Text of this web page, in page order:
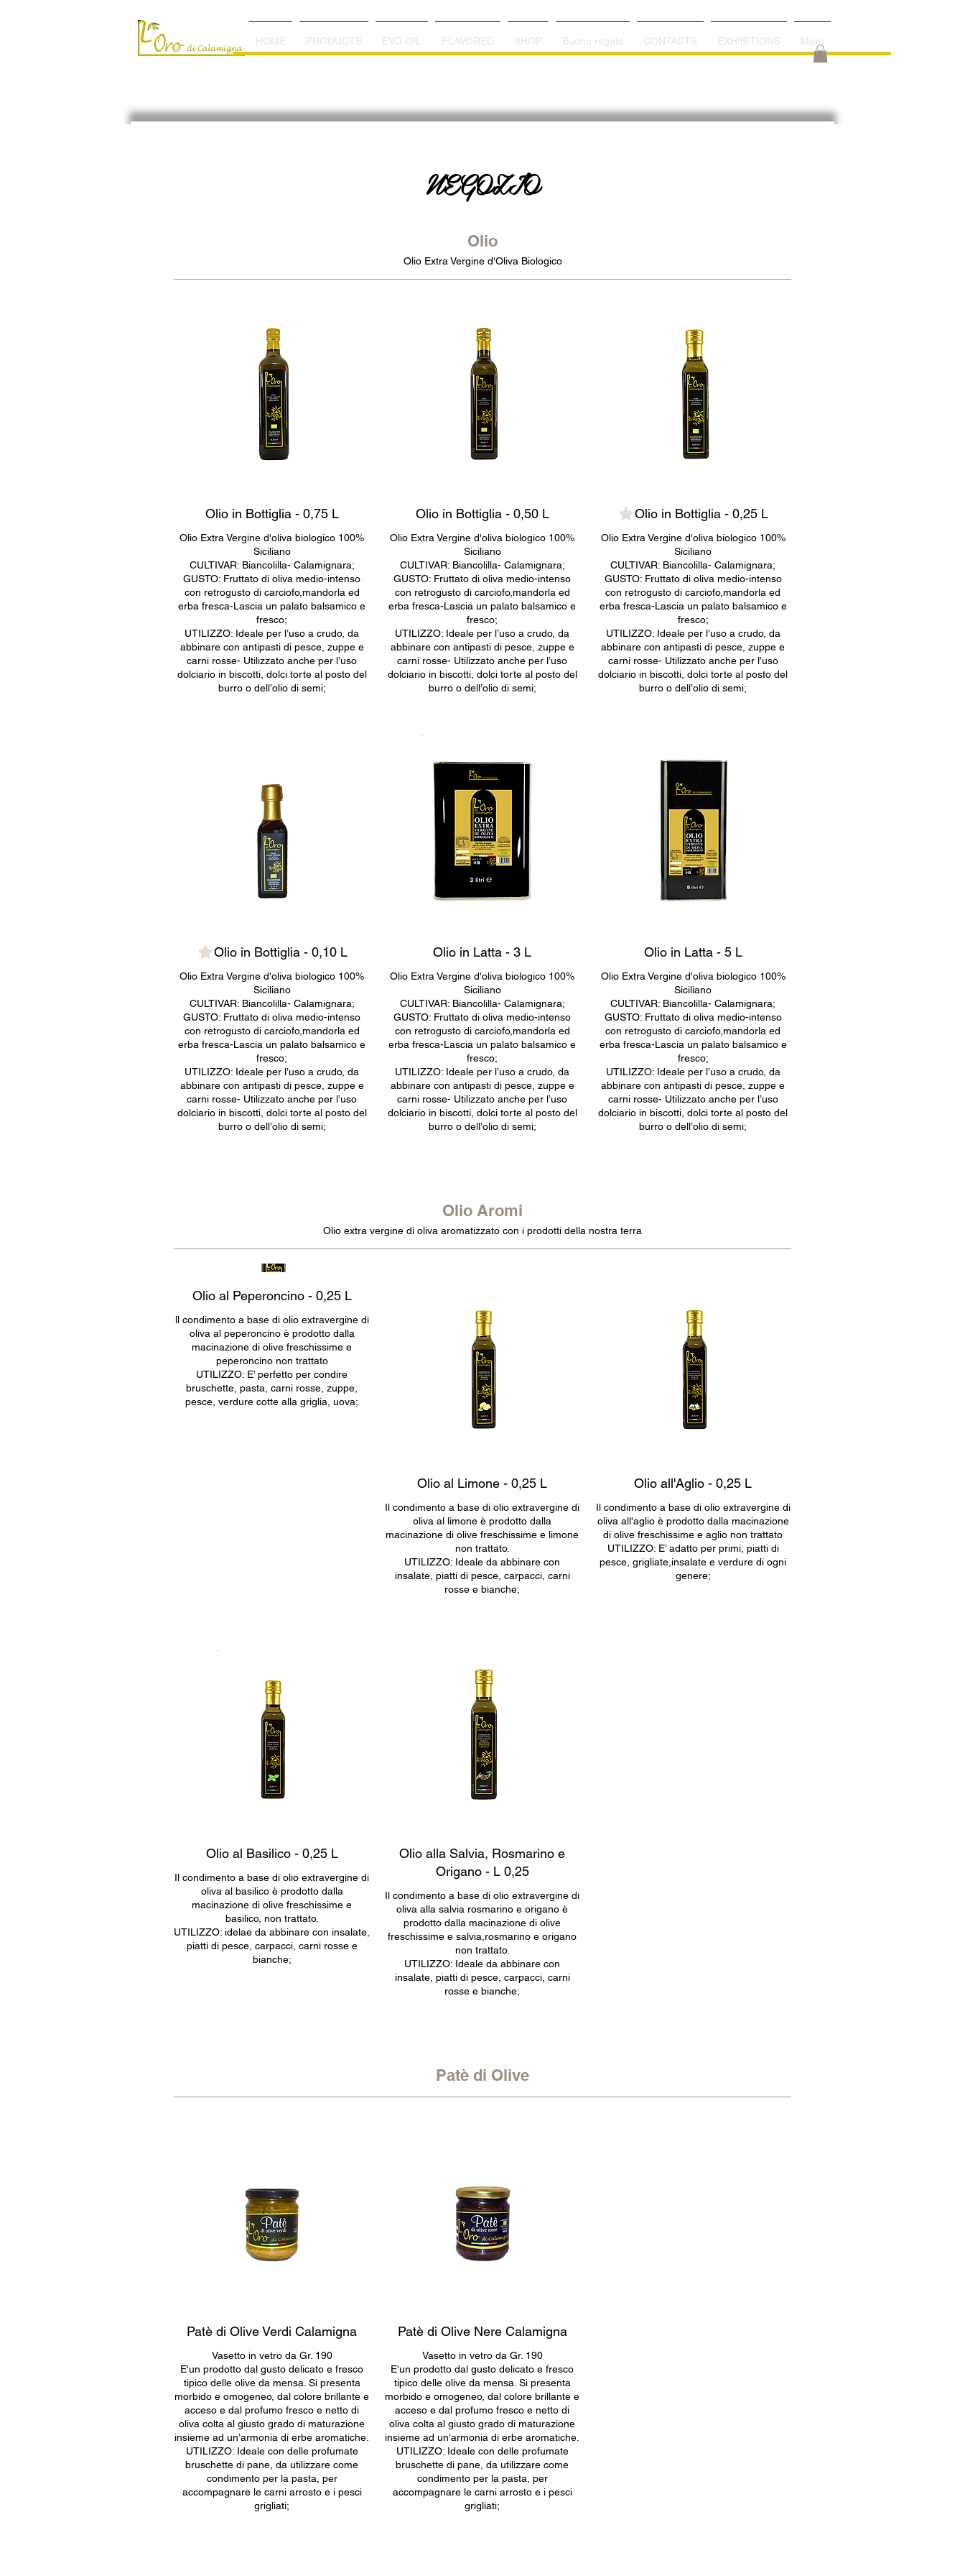
HOME PRODUCTS EVO OIL FLAVORED SHOP Buono regalo CONTACTS EXHIBITIONS More
NEGOZIO
Olio
Olio Extra Vergine d'Oliva Biologico
Olio in Bottiglia - 0,75 L
Olio Extra Vergine d'oliva biologico 100%
Siciliano
CULTIVAR: Biancolilla- Calamignara;
GUSTO: Fruttato di oliva medio-intenso
con retrogusto di carciofo,mandorla ed
erba fresca-Lascia un palato balsamico e
fresco;
UTILIZZO: Ideale per l’uso a crudo, da
abbinare con antipasti di pesce, zuppe e
carni rosse- Utilizzato anche per l’uso
dolciario in biscotti, dolci torte al posto del
burro o dell’olio di semi;
Olio in Bottiglia - 0,50 L
Olio Extra Vergine d'oliva biologico 100%
Siciliano
CULTIVAR: Biancolilla- Calamignara;
GUSTO: Fruttato di oliva medio-intenso
con retrogusto di carciofo,mandorla ed
erba fresca-Lascia un palato balsamico e
fresco;
UTILIZZO: Ideale per l’uso a crudo, da
abbinare con antipasti di pesce, zuppe e
carni rosse- Utilizzato anche per l’uso
dolciario in biscotti, dolci torte al posto del
burro o dell’olio di semi;
Olio in Bottiglia - 0,25 L
Olio Extra Vergine d'oliva biologico 100%
Siciliano
CULTIVAR: Biancolilla- Calamignara;
GUSTO: Fruttato di oliva medio-intenso
con retrogusto di carciofo,mandorla ed
erba fresca-Lascia un palato balsamico e
fresco;
UTILIZZO: Ideale per l’uso a crudo, da
abbinare con antipasti di pesce, zuppe e
carni rosse- Utilizzato anche per l’uso
dolciario in biscotti, dolci torte al posto del
burro o dell’olio di semi;
Olio in Bottiglia - 0,10 L
Olio Extra Vergine d'oliva biologico 100%
Siciliano
CULTIVAR: Biancolilla- Calamignara;
GUSTO: Fruttato di oliva medio-intenso
con retrogusto di carciofo,mandorla ed
erba fresca-Lascia un palato balsamico e
fresco;
UTILIZZO: Ideale per l’uso a crudo, da
abbinare con antipasti di pesce, zuppe e
carni rosse- Utilizzato anche per l’uso
dolciario in biscotti, dolci torte al posto del
burro o dell’olio di semi;
Olio in Latta - 3 L
Olio Extra Vergine d'oliva biologico 100%
Siciliano
CULTIVAR: Biancolilla- Calamignara;
GUSTO: Fruttato di oliva medio-intenso
con retrogusto di carciofo,mandorla ed
erba fresca-Lascia un palato balsamico e
fresco;
UTILIZZO: Ideale per l’uso a crudo, da
abbinare con antipasti di pesce, zuppe e
carni rosse- Utilizzato anche per l’uso
dolciario in biscotti, dolci torte al posto del
burro o dell’olio di semi;
Olio in Latta - 5 L
Olio Extra Vergine d'oliva biologico 100%
Siciliano
CULTIVAR: Biancolilla- Calamignara;
GUSTO: Fruttato di oliva medio-intenso
con retrogusto di carciofo,mandorla ed
erba fresca-Lascia un palato balsamico e
fresco;
UTILIZZO: Ideale per l’uso a crudo, da
abbinare con antipasti di pesce, zuppe e
carni rosse- Utilizzato anche per l’uso
dolciario in biscotti, dolci torte al posto del
burro o dell’olio di semi;
Olio Aromi
Olio extra vergine di oliva aromatizzato con i prodotti della nostra terra
Olio al Peperoncino - 0,25 L
ll condimento a base di olio extravergine di
oliva al peperoncino è prodotto dalla
macinazione di olive freschissime e
peperoncino non trattato
UTILIZZO: E’ perfetto per condire
bruschette, pasta, carni rosse, zuppe,
pesce, verdure cotte alla griglia, uova;
Olio al Limone - 0,25 L
Il condimento a base di olio extravergine di
oliva al limone è prodotto dalla
macinazione di olive freschissime e limone
non trattato.
UTILIZZO: Ideale da abbinare con
insalate, piatti di pesce, carpacci, carni
rosse e bianche;
Olio all'Aglio - 0,25 L
Il condimento a base di olio extravergine di
oliva all'aglio è prodotto dalla macinazione
di olive freschissime e aglio non trattato
UTILIZZO: E’ adatto per primi, piatti di
pesce, grigliate,insalate e verdure di ogni
genere;
Olio al Basilico - 0,25 L
Il condimento a base di olio extravergine di
oliva al basilico è prodotto dalla
macinazione di olive freschissime e
basilico, non trattato.
UTILIZZO: idelae da abbinare con insalate,
piatti di pesce, carpacci, carni rosse e
bianche;
Olio alla Salvia, Rosmarino e
Origano - L 0,25
Il condimento a base di olio extravergine di
oliva alla salvia rosmarino e origano è
prodotto dalla macinazione di olive
freschissime e salvia,rosmarino e origano
non trattato.
UTILIZZO: Ideale da abbinare con
insalate, piatti di pesce, carpacci, carni
rosse e bianche;
Patè di Olive
Patè di Olive Verdi Calamigna
Vasetto in vetro da Gr. 190
E'un prodotto dal gusto delicato e fresco
tipico delle olive da mensa. Si presenta
morbido e omogeneo, dal colore brillante e
acceso e dal profumo fresco e netto di
oliva colta al giusto grado di maturazione
insieme ad un’armonia di erbe aromatiche.
UTILIZZO: Ideale con delle profumate
bruschette di pane, da utilizzare come
condimento per la pasta, per
accompagnare le carni arrosto e i pesci
grigliati;
Patè di Olive Nere Calamigna
Vasetto in vetro da Gr. 190
E'un prodotto dal gusto delicato e fresco
tipico delle olive da mensa. Si presenta
morbido e omogeneo, dal colore brillante e
acceso e dal profumo fresco e netto di
oliva colta al giusto grado di maturazione
insieme ad un’armonia di erbe aromatiche.
UTILIZZO: Ideale con delle profumate
bruschette di pane, da utilizzare come
condimento per la pasta, per
accompagnare le carni arrosto e i pesci
grigliati;